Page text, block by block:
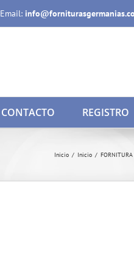
Email:
CONTACTO REGISTRO
Inicio / Inicio / FORNITURA